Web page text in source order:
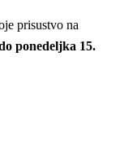
prisustvo na
ponedeljka 15.